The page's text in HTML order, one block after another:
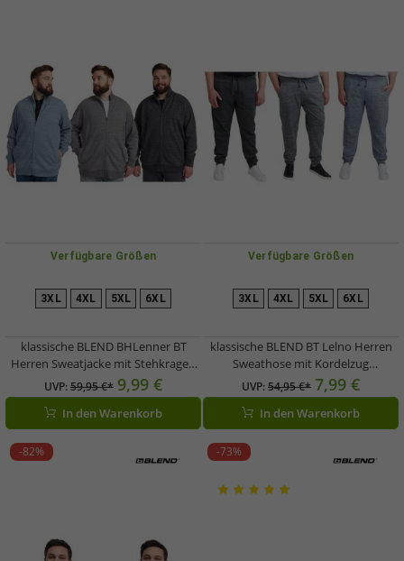
Verfügbare Größen
3XL 4XL 5XL 6XL
klassische BLEND BHLenner BT
Herren Sweatjacke mit Stehkragen
Jacke Große Größen 20714929 in
Blau, Grau und Schwarz
UVP:59,95 €* 9,99 €
In den Warenkorb
Verfügbare Größen
3XL 4XL 5XL 6XL
klassische BLEND BT Lelno Herren
Sweathose mit Kordelzug
Jogginghose 20714927ME in Blau,
Grau oder Schwarz
UVP:54,95 €* 7,99 €
In den Warenkorb
-82% -73%